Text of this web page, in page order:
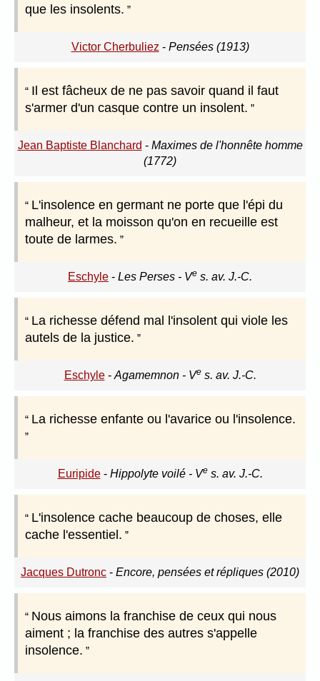
que les insolents.
Victor Cherbuliez - Pensées (1913)
Il est fâcheux de ne pas savoir quand il faut
s'armer d'un casque contre un insolent.
Jean Baptiste Blanchard - Maximes de l'honnête homme
(1772)
L'insolence en germant ne porte que l'épi du
malheur, et la moisson qu'on en recueille est
toute de larmes.
Eschyle - Les Perses - Ve s. av. J.-C.
La richesse défend mal l'insolent qui viole les
autels de la justice.
Eschyle- Agamemnon - Ves. av. J.-C.
La richesse enfante ou l'avarice ou l'insolence.
Euripide- Hippolyte voilé - Ves. av. J.-C.
L'insolence cache beaucoup de choses, elle
cache l'essentiel.
Jacques Dutronc - Encore, pensées et répliques (2010)
Nous aimons la franchise de ceux qui nous
aiment ; la franchise des autres s'appelle
insolence.